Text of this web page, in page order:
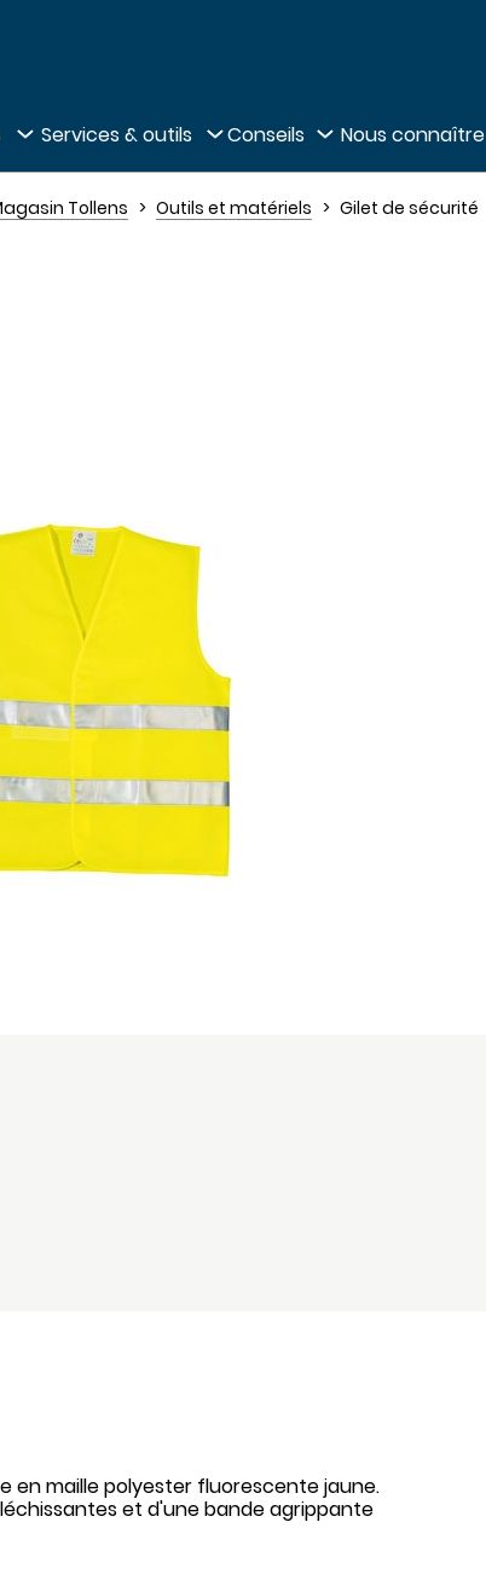
au pied de page
Services & outils Conseils Nous connaître
Tollens Outils et matériels Gilet de sécurité
en maille polyester fluorescente jaune.
et d'une bande agrippante